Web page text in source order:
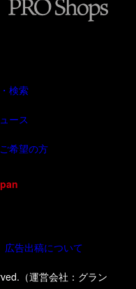
検索
ース
希望の方
（運営会社：グラン
広告出稿について